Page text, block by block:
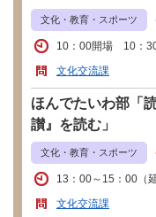
文化・教育・スポーツ
10：00開場 10：
文化交流課
ほんでたいわ部「
讃』を読む」
文化・教育・スポーツ
13：00～15：00（
文化交流課